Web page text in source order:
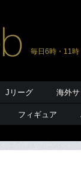
毎日6時・11
Jリーグ 海外
フィギュア